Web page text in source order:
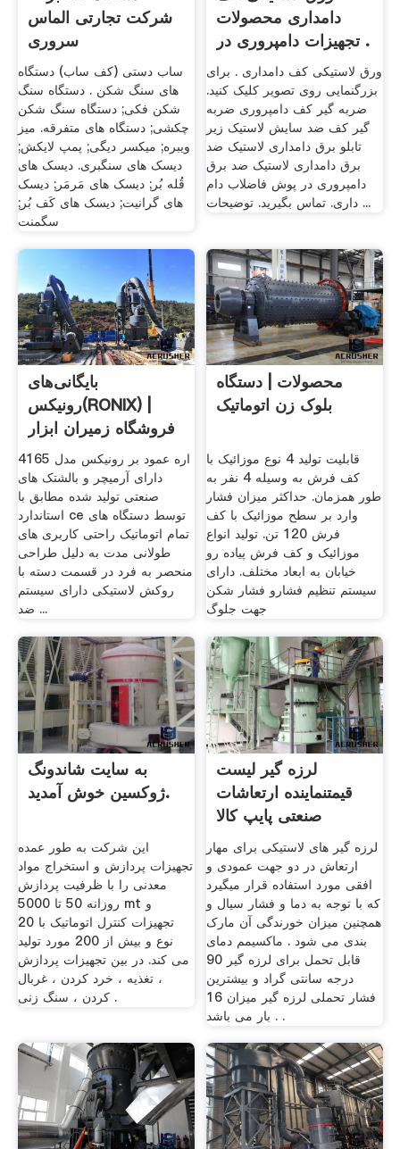
شرکت تجارتی الماس
سروری
ساب دستی (کف ساب) دستگاه
های سنگ شکن . دستگاه سنگ
شکن فکی; دستگاه سنگ شکن
چکشی; دستگاه های متفرقه. میز
ویبره; میکسر دیگی; پمپ لایکش;
دیسک های سنگبری. دیسک های
قُله بُر; دیسک های مَرمَر; دیسک
های گرانیت; دیسک های کَف بُر;
سگمنت
دامداری محصولات
تجهیزات دامپروری در .
ورق لاستیکی کف دامداری . برای
بزرگنمایی روی تصویر کلیک کنید.
ضربه گیر کف دامپروری ضربه
گیر کف ضد سایش لاستیک زیر
تابلو برق دامداری لاستیک ضد
برق دامداری لاستیک ضد برق
دامپروری در پوش فاضلاب دام
داری. تماس بگیرید. توضیحات ...
بایگانی‌های
رونیکس(RONIX) |
فروشگاه زمیران ابزار
اره عمود بر رونیکس مدل 4165
دارای آرمیچر و بالشتک های
صنعتی تولید شده مطابق با
استاندارد ce توسط دستگاه های
تمام اتوماتیک راحتی کاربری های
طولانی مدت به دلیل طراحی
منحصر به فرد در قسمت دسته با
روکش لاستیکی دارای سیستم
ضد ...
محصولات | دستگاه
بلوک زن اتوماتیک
قابلیت تولید 4 نوع موزائیک با
کف فرش به وسیله 4 نفر به
طور همزمان. حداکثر میزان فشار
وارد بر سطح موزائیک با کف
فرش 120 تن. تولید انواع
موزائیک و کف فرش پیاده رو
خیابان به ابعاد مختلف. دارای
سیستم تنظیم فشارو فشار شکن
جهت جلوگ
به سایت شاندونگ
ژوکسین خوش آمدید.
این شرکت به طور عمده
تجهیزات پردازش و استخراج مواد
معدنی را با ظرفیت پردازش
روزانه 50 تا 5000 mt و
تجهیزات کنترل اتوماتیک با 20
نوع و بیش از 200 مورد تولید
می کند. در بین تجهیزات پردازش
، تغذیه ، خرد کردن ، غربال
کردن ، سنگ زنی .
لرزه گیر لیست
قیمتنماینده ارتعاشات
صنعتی پایپ کالا
لرزه گیر های لاستیکی برای مهار
ارتعاش در دو جهت عمودی و
افقی مورد استفاده قرار میگیرد
که با توجه به دما و فشار سیال و
همچنین میزان خورندگی آن مارک
بندی می شود . ماکسیمم دمای
قابل تحمل برای لرزه گیر 90
درجه سانتی گراد و بیشترین
فشار تحملی لرزه گیر میزان 16
بار می باشد . .